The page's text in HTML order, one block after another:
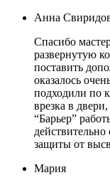
Анна
Спасибо
развернутую
поставить
оказалось
подходили по
врезка в
“Барьер”
защиты от
Мария